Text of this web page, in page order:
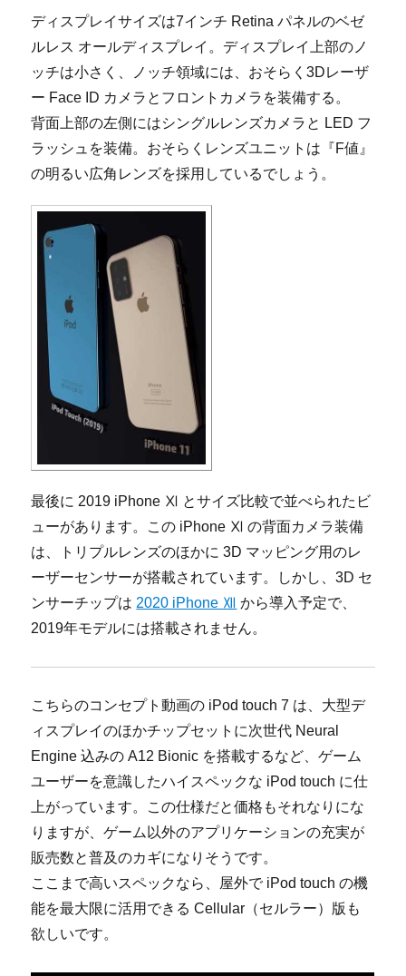
ディスプレイサイズは7インチ Retina パネルのベゼ
ルレス オールディスプレイ。ディスプレイ上部のノ
ッチは小さく、ノッチ領域には、おそらく3Dレーザ
ー Face ID カメラとフロントカメラを装備する。
背面上部の左側にはシングルレンズカメラと LED フ
ラッシュを装備。おそらくレンズユニットは『F値』
の明るい広角レンズを採用しているでしょう。
最後に 2019 iPhone Ⅺ とサイズ比較で並べられたビ
ューがあります。この iPhone Ⅺ の背面カメラ装備
は、トリプルレンズのほかに 3D マッピング用のレ
ーザーセンサーが搭載されています。しかし、3D セ
ンサーチップは 2020 iPhone Ⅻ から導入予定で、
2019年モデルには搭載されません。
こちらのコンセプト動画の iPod touch 7 は、大型デ
ィスプレイのほかチップセットに次世代 Neural
Engine 込みの A12 Bionic を搭載するなど、ゲーム
ユーザーを意識したハイスペックな iPod touch に仕
上がっています。この仕様だと価格もそれなりにな
りますが、ゲーム以外のアプリケーションの充実が
販売数と普及のカギになりそうです。
ここまで高いスペックなら、屋外で iPod touch の機
能を最大限に活用できる Cellular（セルラー）版も
欲しいです。